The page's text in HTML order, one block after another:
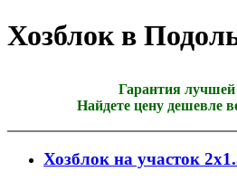
Хозблок в
Гарантия
Найдете цену дешевле
Хозблок на участок